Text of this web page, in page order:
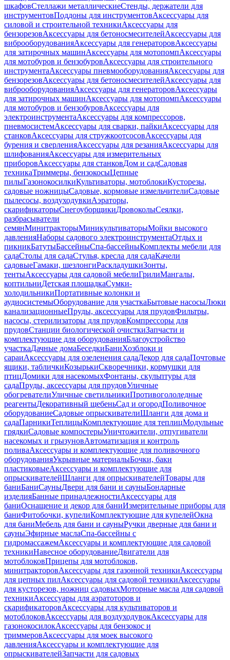
шкафовСтеллажи металлическиеСтенды, держатели для
инструментовПоддоны для инструментовАксессуары для
силовой и строительной техникиАксессуары для
бензорезовАксессуары для бетоносмесителейАксессуары для
виброоборудованияАксессуары для генераторовАксессуары
для затирочных машинАксессуары для мотопомпАксессуары
для мотобуров и бензобуровАксессуары для строительного
инструментаАксессуары пневмооборудованияАксессуары для
бензорезовАксессуары для бетоносмесителейАксессуары для
виброоборудованияАксессуары для генераторовАксессуары
для затирочных машинАксессуары для мотопомпАксессуары
для мотобуров и бензобуровАксессуары для
электроинструментаАксессуары для компрессоров,
пневмосистемАксессуары для сварки, пайкиАксессуары для
станковАксессуары для стружкоотсосовАксессуары для
бурения и сверленияАксессуары для резанияАксессуары для
шлифованияАксессуары для измерительных
приборовАксессуары для станковДом и садСадовая
техникаТриммеры, бензокосыЦепные
пилыГазонокосилкиКультиваторы, мотоблокиКусторезы,
садовые ножницыСадовые, кормовые измельчителиСадовые
пылесосы, воздуходувкиАэраторы,
скарификаторыСнегоуборщикиДровоколыСеялки,
разбрасыватели
семянМинитракторыМиникультиваторыМойки высокого
давленияНаборы садового электроинструментаОтдых и
пикникБатутыБассейныСпа-бассейныКомплекты мебели для
садаСтолы для садаСтулья, кресла для садаКачели
садовыеГамаки, шезлонгиРаскладушкиЗонты,
тентыАксессуары для садовой мебелиГрилиМангалы,
коптильниДетская площадкаСумки-
холодильникиПортативные колонки и
аудиосистемыОборудование для участкаБытовые насосыЛюки
канализационныеПруды, аксессуары для прудовФильтры,
насосы, стерилизаторы для прудовКомпрессоры для
прудовСтанции биологической очисткиЗапчасти и
комплектующие для оборудованияБлагоустройство
участкаДачные домаБеседкиБаниХозблоки и
сараиАксессуары для озеленения садаДекор для садаПочтовые
ящики, табличкиКозырькиСкворечники, кормушки для
птицДомики для насекомыхФонтаны, скульптуры для
садаПруды, аксессуары для прудовУличные
обогревателиУличные светильникиПротивогололедные
реагентыДекоративный щебеньСад и огородПоливочное
оборудованиеСадовые опрыскивателиШланги для дома и
садаПарникиТеплицыКомплектующие для теплицМодульные
грядкиСадовые компостерыУничтожители, отпугиватели
насекомых и грызуновАвтоматизация и контроль
поливаАксессуары и комплектующие для поливочного
оборудованияУкрывные материалыБочки, баки
пластиковыеАксессуары и комплектующие для
опрыскивателейШланги для опрыскивателейТовары для
баниБаниСауныДвери для бани и сауныБондарные
изделияБанные принадлежностиАксессуары для
баниОснащение и декор для баниИзмерительные приборы для
баниФитобочки, купелиКомплектующие для купелейОкна
для баниМебель для бани и сауныРучки дверные для бани и
сауныЭфирные маслаСпа-бассейны с
гидромассажемАксессуары и комплектующие для садовой
техникиНавесное оборудованиеДвигатели для
мотоблоковПрицепы для мотоблоков,
минитракторовАксессуары для газонной техникиАксессуары
для цепных пилАксессуары для садовой техникиАксессуары
для кусторезов, ножниц садовыхМоторные масла для садовой
техникиАксессуары для аэратоторов и
скарификаторовАксессуары для культиваторов и
мотоблоковАксессуары для воздуходувокАксессуары для
газонокосилокАксессуары для бензокос и
триммеровАксессуары для моек высокого
давленияАксессуары и комплектующие для
опрыскивателейЗапчасти для садовых